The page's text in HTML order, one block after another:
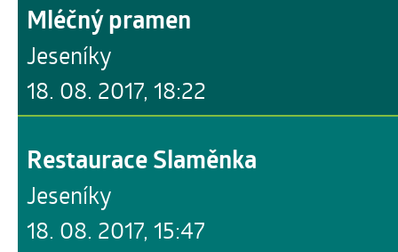
18. 08. 2017, 18:22
Mléčný pramen
Jeseníky
18. 08. 2017, 15:47
Restaurace Slaměnka
Jeseníky